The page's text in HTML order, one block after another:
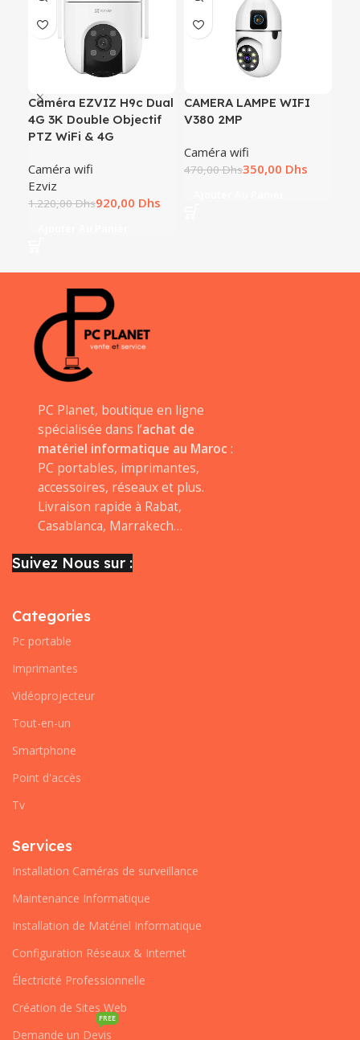
Caméra EZVIZ H9c Dual
4G 3K Double Objectif
PTZ WiFi & 4G
Caméra wifi
Ezviz
1.220,00Dhs920,00 Dhs
CAMERA LAMPE WIFI
V380 2MP
Caméra wifi
470,00Dhs350,00 Dhs
PC Planet, boutique en ligne
spécialisée dans l’achat de
matériel informatique au Maroc :
PC portables, imprimantes,
accessoires, réseaux et plus.
Livraison rapide à Rabat,
Casablanca, Marrakech…
Suivez Nous sur :
Categories
Pc portable
Imprimantes
Vidéoprojecteur
Tout-en-un
Smartphone
Point d'accès
Tv
Services
Installation Caméras de surveillance
Maintenance Informatique
Installation de Matériel Informatique
Configuration Réseaux & Internet
Électricité Professionnelle
Création de Sites Web
Demande un Devis
FREE